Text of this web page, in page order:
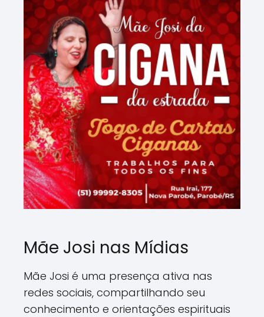
Mãe Josi nas Mídias
Mãe Josi é uma presença ativa nas
redes sociais, compartilhando seu
conhecimento e orientações espirituais